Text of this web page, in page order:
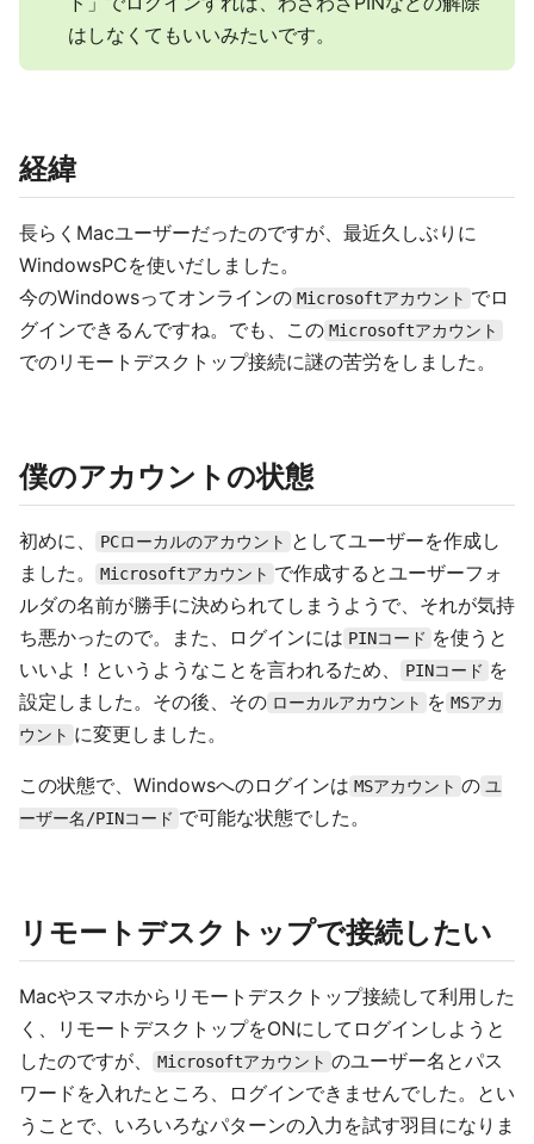
はしなくてもいいみたいです。
経緯
長らくMacユーザーだったのですが、最近久しぶりに
WindowsPCを使いだしました。
今のWindowsってオンラインの Microsoftアカウント でロ
グインできるんですね。でも、この Microsoftアカウント
でのリモートデスクトップ接続に謎の苦労をしました。
僕のアカウントの状態
初めに、 PCローカルのアカウント としてユーザーを作成し
ました。
Microsoftアカウント で作成するとユーザーフォ
ルダの名前が勝手に決められてしまうようで、それが気持
ち悪かったので。また、ログインには PINコード を使うと
いいよ！というようなことを言われるため、
PINコード を
設定しました。その後、その ローカルアカウント を MSアカ
ウント に変更しました。
この状態で、Windowsへのログインは MSアカウント の ユ
ーザー名/PINコード で可能な状態でした。
リモートデスクトップで接続したい
Macやスマホからリモートデスクトップ接続して利用した
く、リモートデスクトップをONにしてログインしようと
したのですが、
Microsoftアカウント のユーザー名とパス
ワードを入れたところ、ログインできませんでした。とい
うことで、いろいろなパターンの入力を試す羽目になりま